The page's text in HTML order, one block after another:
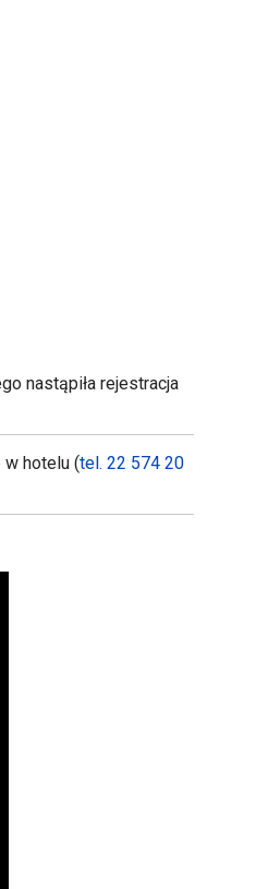
nastąpiła rejestracja
w hotelu (tel. 22 574 20